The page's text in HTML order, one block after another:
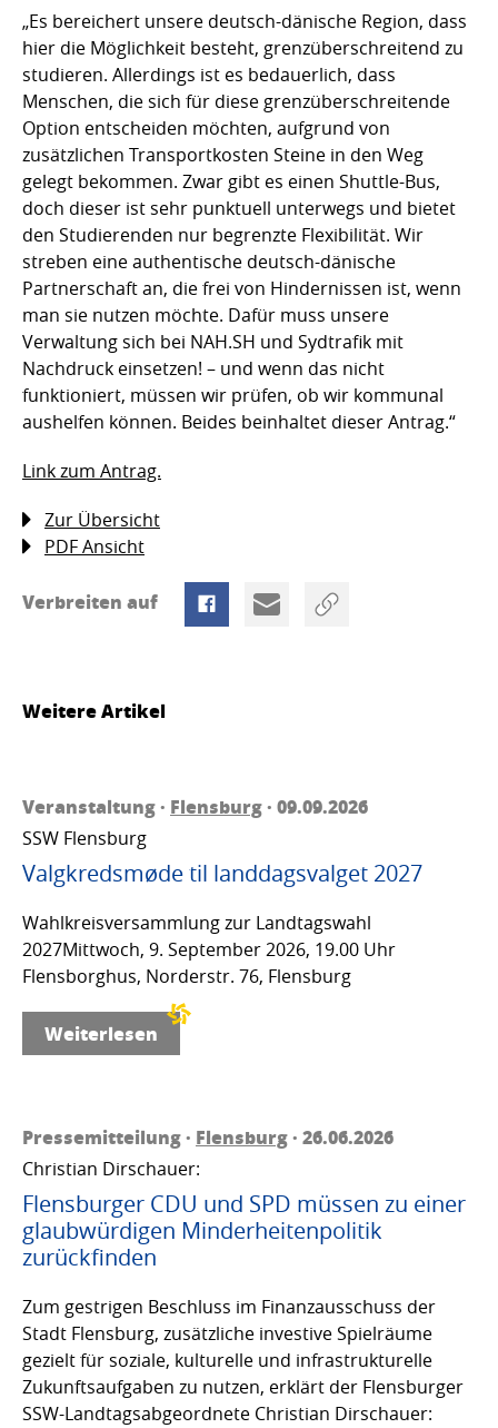
„Es bereichert unsere deutsch-dänische Region, dass
hier die Möglichkeit besteht, grenzüberschreitend zu
studieren. Allerdings ist es bedauerlich, dass
Menschen, die sich für diese grenzüberschreitende
Option entscheiden möchten, aufgrund von
zusätzlichen Transportkosten Steine in den Weg
gelegt bekommen. Zwar gibt es einen Shuttle-Bus,
doch dieser ist sehr punktuell unterwegs und bietet
den Studierenden nur begrenzte Flexibilität. Wir
streben eine authentische deutsch-dänische
Partnerschaft an, die frei von Hindernissen ist, wenn
man sie nutzen möchte. Dafür muss unsere
Verwaltung sich bei NAH.SH und Sydtrafik mit
Nachdruck einsetzen! – und wenn das nicht
funktioniert, müssen wir prüfen, ob wir kommunal
aushelfen können. Beides beinhaltet dieser Antrag.“
Link zum Antrag.
Zur Übersicht
PDF Ansicht
Verbreiten auf
Weitere Artikel
Veranstaltung · Flensburg· 09.09.2026
SSW Flensburg
Valgkredsmøde til landdagsvalget 2027
Wahlkreisversammlung zur Landtagswahl
2027Mittwoch, 9. September 2026, 19.00 Uhr
Flensborghus, Norderstr. 76, Flensburg
Weiterlesen
Pressemitteilung · Flensburg· 26.06.2026
Christian Dirschauer:
Flensburger CDU und SPD müssen zu einer
glaubwürdigen Minderheitenpolitik
zurückfinden
Zum gestrigen Beschluss im Finanzausschuss der
Stadt Flensburg, zusätzliche investive Spielräume
gezielt für soziale, kulturelle und infrastrukturelle
Zukunftsaufgaben zu nutzen, erklärt der Flensburger
SSW-Landtagsabgeordnete Christian Dirschauer: